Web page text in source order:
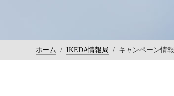
ホーム / IKEDA情報局 / キャンペーン情報